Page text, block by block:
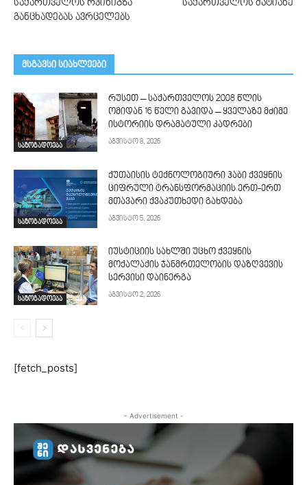
საქართველოს რკინიგზა
განცხადებას ავრცელებს
საქართველოს მატიანე
მსგავსი სიახლეები
საზოგადოება
რუსეთ – საქართველოს 2008 წლის
ომიდან 16 წელი გავიდა – ყველაზე მძიმე
ისტორიის დრამატული კადრები
აგვისტო 8, 2026
საზოგადოება
ქუთაისის ტექნოლოგიური ჰაბი ქვეყნის
ციფრული ტრანსფორმაციის ერთ-ერთ
მთავარი ქვაკუთხედი გახდება
აგვისტო 5, 2026
საზოგადოება
იუსტიციის სახლში უცხო ქვეყნის
მოქალაქის ჯანმრთელობის დაზღვევის
სერვისი დაინერგა
აგვისტო 2, 2026
[fetch_posts]
- Advertisement -